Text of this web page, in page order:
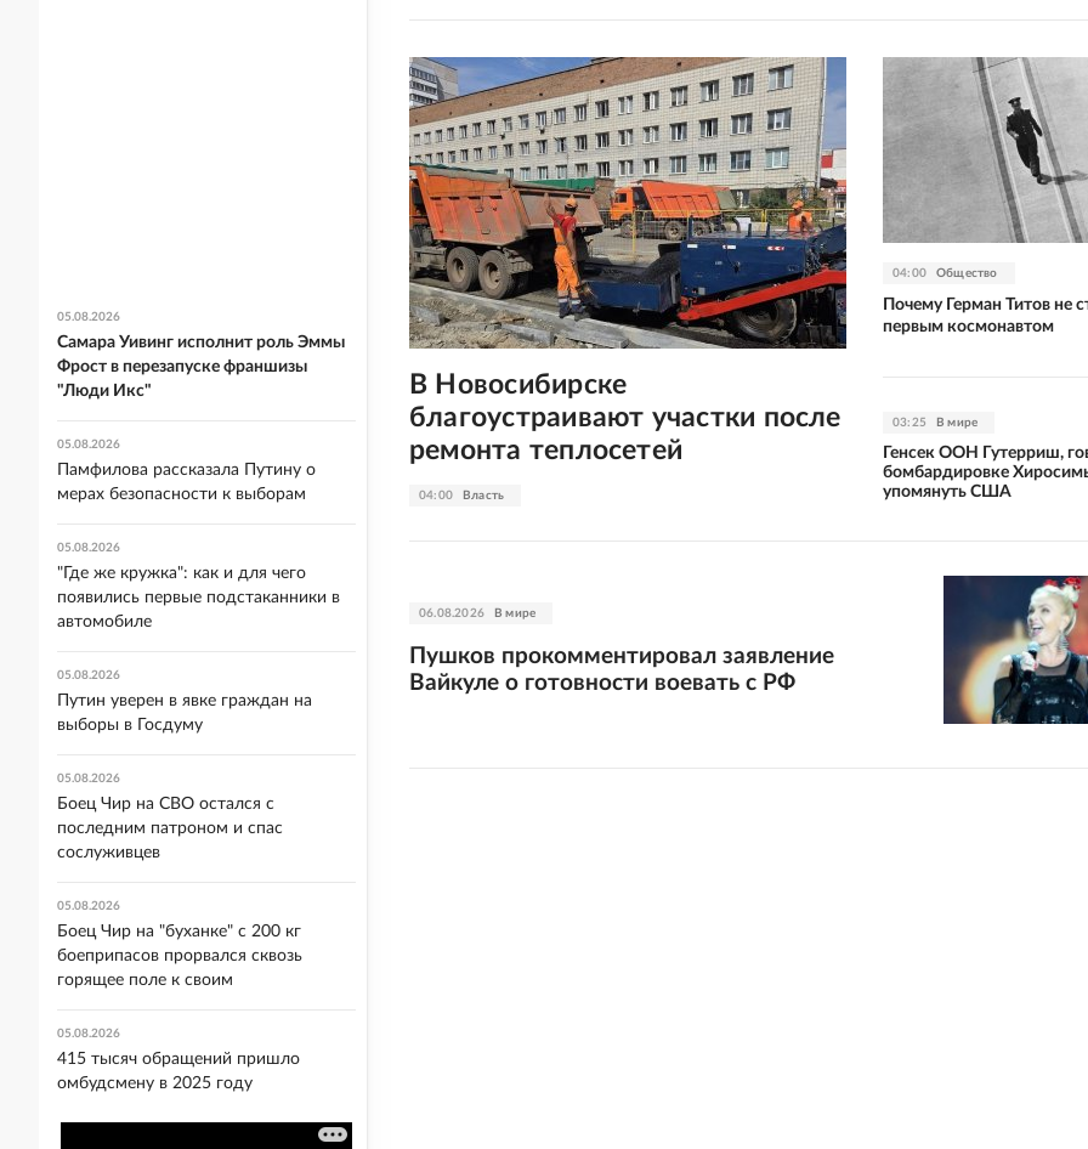
04:00 Власть
В Новосибирске
благоустраивают участки после
ремонта теплосетей
04:00 Общество
Почему Герман Титов не
первым космонавтом
03:25 В мире
Генсек ООН Гутерриш,
бомбардировке
упомянуть США
06.08.2026 В мире
Пушков прокомментировал заявление
Вайкуле о готовности воевать с РФ
05.08.2026
Самара Уивинг исполнит роль Эммы
Фрост в перезапуске франшизы
"Люди Икс"
05.08.2026
Памфилова рассказала Путину о
мерах безопасности к выборам
05.08.2026
"Где же кружка": как и для чего
появились первые подстаканники в
автомобиле
05.08.2026
Путин уверен в явке граждан на
выборы в Госдуму
05.08.2026
Боец Чир на СВО остался с
последним патроном и спас
сослуживцев
05.08.2026
Боец Чир на "буханке" с 200 кг
боеприпасов прорвался сквозь
горящее поле к своим
05.08.2026
415 тысяч обращений пришло
омбудсмену в 2025 году